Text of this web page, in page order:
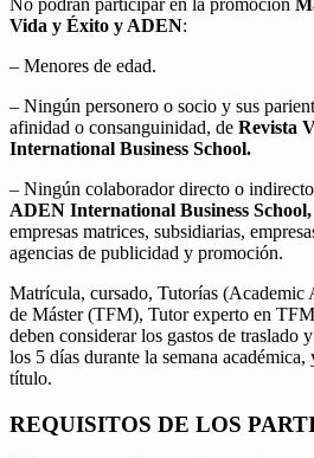
Vida y Éxito y ADEN:
– Menores de edad.
– Ningún personero o socio y sus
afinidad o consanguinidad, de Revista
International Business School.
– Ningún colaborador directo o
ADEN International Business School,
empresas matrices, subsidiarias,
agencias de publicidad y promoción.
Matrícula, cursado, Tutorías (Academic
de Máster (TFM), Tutor experto en
deben considerar los gastos de traslado
los 5 días durante la semana académica,
título.
REQUISITOS DE LOS